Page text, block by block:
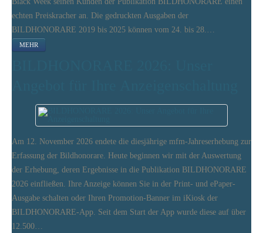
echten Preiskracher an. Die gedruckten Ausgaben der
BILDHONORARE 2019 bis 2025 können vom 24. bis 28.…
MEHR
Am 12. November 2026 endete die diesjährige mfm-Jahreserhebung zur
Erfassung der Bildhonorare. Heute beginnen wir mit der Auswertung
der Erhebung, deren Ergebnisse in die Publikation BILDHONORARE
2026 einfließen. Ihre Anzeige können Sie in der Print- und ePaper-
Ausgabe schalten oder Ihren Promotion-Banner im iKiosk der
BILDHONORARE-App. Seit dem Start der App wurde diese auf über
12.500…